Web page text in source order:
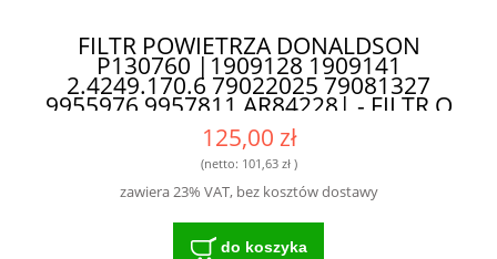
FILTR POWIETRZA DONALDSON
P130760 |1909128 1909141
2.4249.170.6 79022025 79081327
9955976 9957811 AR84228| - FILTR O
DŁUGIEJ ŻYWOTNOŚCI DO
NOWOCZESNYCH MASZYN
125,00 zł
(netto: 101,63 zł)
zawiera 23% VAT, bez kosztów dostawy
do koszyka